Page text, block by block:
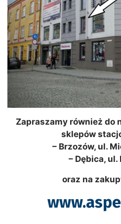
Zapraszamy również do
sklepów
– Brzozów, ul.
– Dębica, ul.
oraz na